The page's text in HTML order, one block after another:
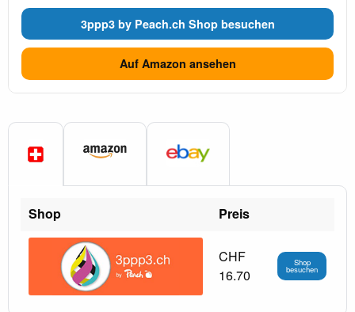
3ppp3 by Peach.ch Shop besuchen
Auf Amazon ansehen
Shop Preis
CHF
16.70
Shop
besuchen